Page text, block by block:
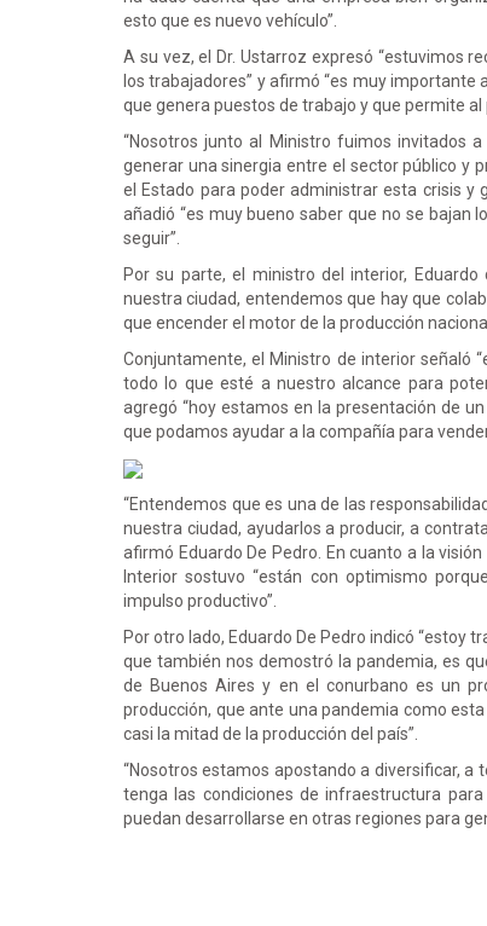
esto que es nuevo vehículo”.
A su vez, el Dr. Ustarroz expresó “estuvimos
los trabajadores” y afirmó “es muy
que genera puestos de trabajo y que permite al
“Nosotros junto al Ministro fuimos invitados
generar una sinergia entre el sector público y
el Estado para poder administrar esta crisis y
añadió “es muy bueno saber que no se bajan
seguir”.
Por su parte, el ministro del interior,
nuestra ciudad, entendemos que hay que
que encender el motor de la producción
Conjuntamente, el Ministro de interior señaló
todo lo que esté a nuestro alcance para
agregó “hoy estamos en la presentación de
que podamos ayudar a la compañía para
“Entendemos que es una de las
nuestra ciudad, ayudarlos a producir, a
afirmó Eduardo De Pedro. En cuanto a la
Interior sostuvo “están con optimismo
impulso productivo”.
Por otro lado, Eduardo De Pedro indicó “estoy
que también nos demostró la pandemia, es
de Buenos Aires y en el conurbano es un
producción, que ante una pandemia como
casi la mitad de la producción del país”.
“Nosotros estamos apostando a diversificar, a
tenga las condiciones de infraestructura
puedan desarrollarse en otras regiones para